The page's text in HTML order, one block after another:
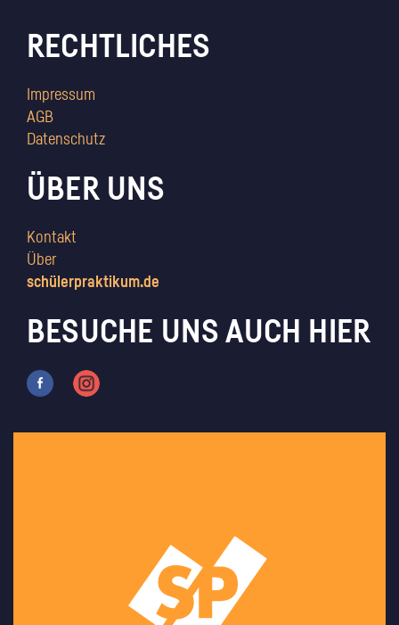
RECHTLICHES
Impressum
AGB
Datenschutz
ÜBER UNS
Kontakt
Über
schülerpraktikum.de
BESUCHE UNS AUCH HIER